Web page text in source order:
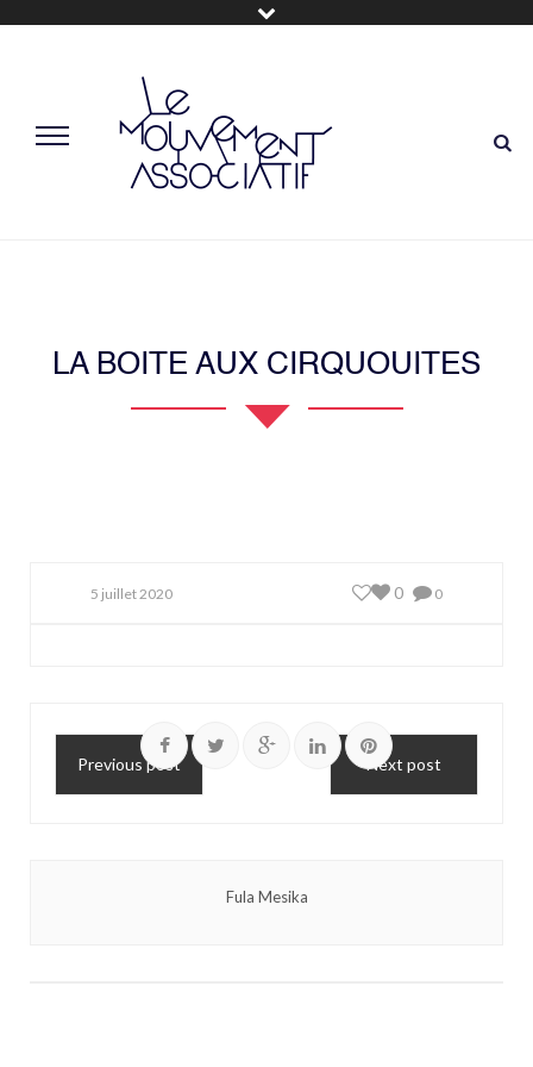
LA BOITE AUX CIRQUOUITES
5 juillet 2020 0
0
Previous post Next post
Fula Mesika